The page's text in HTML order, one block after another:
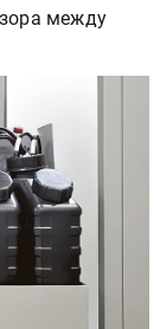
между